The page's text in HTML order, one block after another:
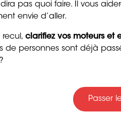
à profit dans le secteur de
: agent de routage,
clients, gestion des stocks,
informatiques. Si vous êtes
de vous reconvertir vers
un bon sens du contact.
4 min.
dira pas quoi faire. Il vous
envie d’aller.
recul, clarifiez vos moteurs et
de personnes sont déjà
Passer